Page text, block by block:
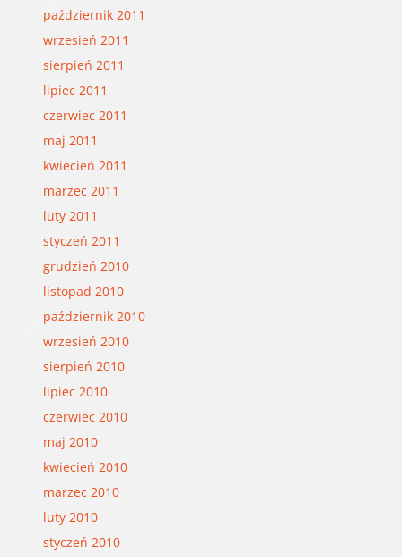
październik 2011
wrzesień 2011
sierpień 2011
lipiec 2011
czerwiec 2011
maj 2011
kwiecień 2011
marzec 2011
luty 2011
styczeń 2011
grudzień 2010
listopad 2010
październik 2010
wrzesień 2010
sierpień 2010
lipiec 2010
czerwiec 2010
maj 2010
kwiecień 2010
marzec 2010
luty 2010
styczeń 2010